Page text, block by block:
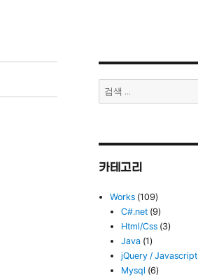
검
색:
카테고리
Works (109)
C#.net (9)
Html/Css (3)
Java (1)
jQuery / Javascript
Mysql (6)